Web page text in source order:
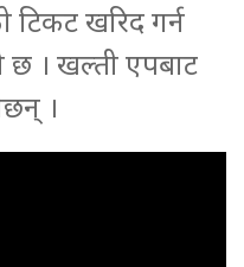
टिकट खरिद गर्न
। खल्ती एपबाट
।